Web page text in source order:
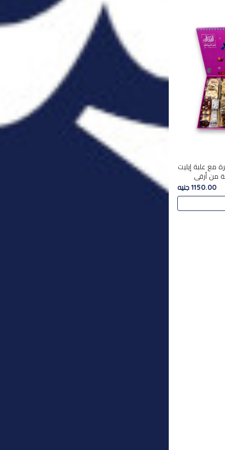
مع علبة إيليت
35 قطعة من أرقى
,معروضة
في..
1150.00 جنيه